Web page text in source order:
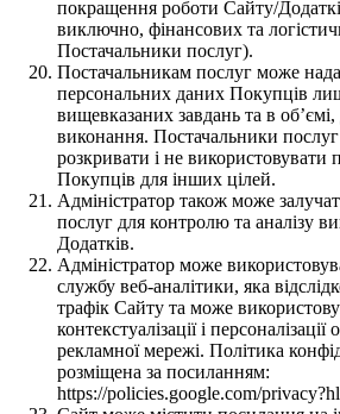
покращення роботи Сайту/
виключно, фінансових та
Постачальники послуг).
Постачальникам послуг може
персональних даних Покупців
вищевказаних завдань та в
виконання. Постачальники послуг
розкривати і не використовувати
Покупців для інших цілей.
Адміністратор також може
послуг для контролю та аналізу
Додатків.
Адміністратор може
службу веб-аналітики, яка
трафік Сайту та може
контекстуалізації і
рекламної мережі. Політика
розміщена за посиланням:
https://policies.google.com/